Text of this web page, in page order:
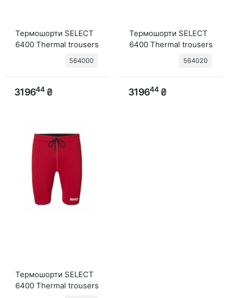
Термошорти SELECT
6400 Thermal trousers
564000
319644₴
Термошорти SELECT
6400 Thermal trousers
564020
319644₴
Термошорти SELECT
6400 Thermal trousers